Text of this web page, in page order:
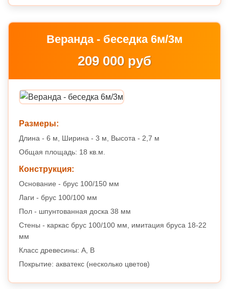
Веранда - беседка 6м/3м
209 000 руб
Размеры:
Длина - 6 м, Ширина - 3 м, Высота - 2,7 м
Общая площадь: 18 кв.м.
Конструкция:
Основание - брус 100/150 мм
Лаги - брус 100/100 мм
Пол - шпунтованная доска 38 мм
Стены - каркас брус 100/100 мм, имитация бруса 18-22
мм
Класс древесины: A, B
Покрытие: акватекс (несколько цветов)